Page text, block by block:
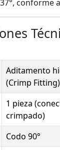
conforme
Aditamento
(Crimp Fitting)
1 pieza
crimpado)
Codo 90°